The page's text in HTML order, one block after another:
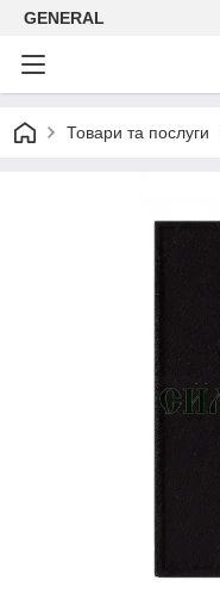
GENERAL
Товари та послуги